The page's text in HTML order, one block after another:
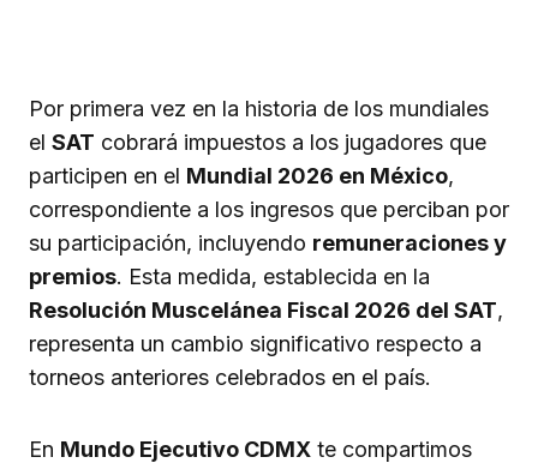
Por primera vez en la historia de los mundiales
el SAT cobrará impuestos a los jugadores que
participen en el Mundial 2026 en México,
correspondiente a los ingresos que perciban por
su participación, incluyendo remuneraciones y
premios. Esta medida, establecida en la
Resolución Muscelánea Fiscal 2026 del SAT,
representa un cambio significativo respecto a
torneos anteriores celebrados en el país.
En Mundo Ejecutivo CDMX te compartimos